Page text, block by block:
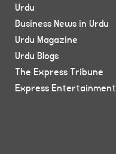
Urdu
Business News in Urdu
Urdu Magazine
Urdu Blogs
The Express Tribune
Express Entertainment